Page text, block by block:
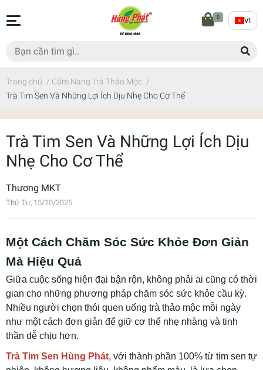
0 VI
Trang chủ / Cẩm Nang Trà Thảo Mộc /
Trà Tim Sen Và Những Lợi Ích Dịu Nhẹ Cho Cơ Thể
Trà Tim Sen Và Những Lợi Ích Dịu
Nhẹ Cho Cơ Thể
Thương MKT
Thứ Tư, 15/10/2025
Một Cách Chăm Sóc Sức Khỏe Đơn Giản
Mà Hiệu Quả
Giữa cuộc sống hiện đại bận rộn, không phải ai cũng có thời
gian cho những phương pháp chăm sóc sức khỏe cầu kỳ.
Nhiều người chọn thói quen uống trà thảo mộc mỗi ngày
như một cách đơn giản để giữ cơ thể nhẹ nhàng và tinh
thần dễ chịu hơn.
Trà Tim Sen Hùng Phát, với thành phần 100% từ tim sen tự